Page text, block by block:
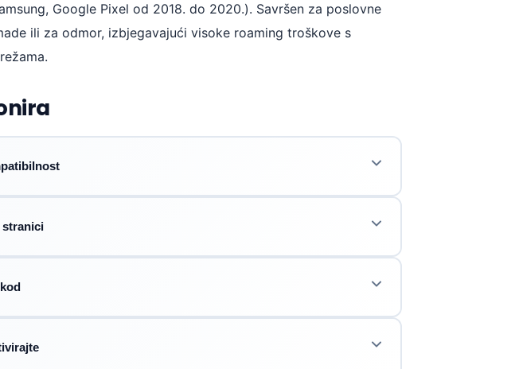
Google Pixel od 2018. do 2020.). Savršen za poslovne
ili za odmor, izbjegavajući visoke roaming troškove s
stranici